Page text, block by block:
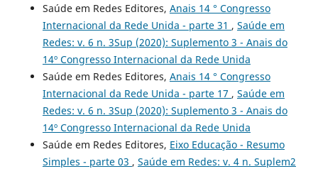
Saúde em Redes Editores, Anais 14 ° Congresso
Internacional da Rede Unida - parte 31 , Saúde em
Redes: v. 6 n. 3Sup (2020): Suplemento 3 - Anais do
14º Congresso Internacional da Rede Unida
Saúde em Redes Editores, Anais 14 ° Congresso
Internacional da Rede Unida - parte 17 , Saúde em
Redes: v. 6 n. 3Sup (2020): Suplemento 3 - Anais do
14º Congresso Internacional da Rede Unida
Saúde em Redes Editores, Eixo Educação - Resumo
Simples - parte 03 , Saúde em Redes: v. 4 n. Suplem2